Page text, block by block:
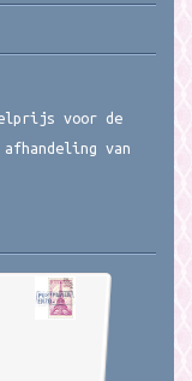
voor de
afhandeling van